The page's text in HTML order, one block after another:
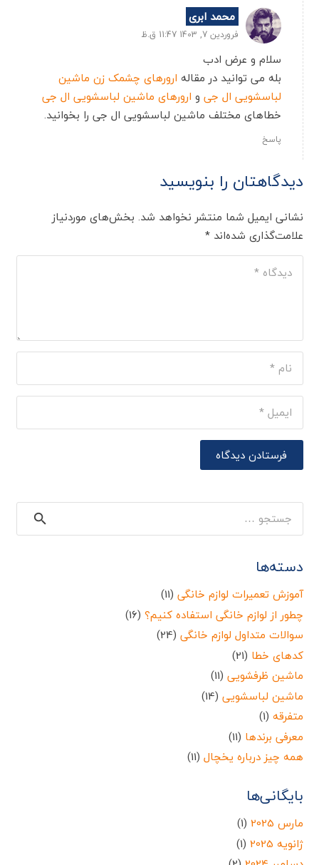
محمد ابری
فروردین 7, 1403 11:47 ق.ظ
سلام و عرض ادب
بله می توانید در مقاله ارورهای چشمک زن ماشین
لباسشویی ال جی و ارورهای ماشین لباسشویی ال جی
خطاهای مختلف ماشین لباسشویی ال جی را بخوانید.
پاسخ
دیدگاهتان را بنویسید
نشانی ایمیل شما منتشر نخواهد شد. بخش‌های موردنیاز
علامت‌گذاری شده‌اند*
فرستادن دیدگاه
جستجو
برای:
دسته‌ها
آموزش تعمیرات لوازم خانگی (11)
چطور از لوازم خانگی استفاده کنیم؟ (16)
سوالات متداول لوازم خانگی (24)
کدهای خطا (21)
ماشین ظرفشویی (11)
ماشین لباسشویی (14)
متفرقه (1)
معرفی برندها (11)
همه چیز درباره یخچال (11)
بایگانی‌ها
مارس 2025
(1)
ژانویه 2025
(1)